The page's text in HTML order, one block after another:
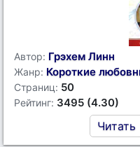
Автор: Грэхем Линн
Жанр: Короткие
Страниц: 50
Рейтинг: 3495 (4.30)
Читать